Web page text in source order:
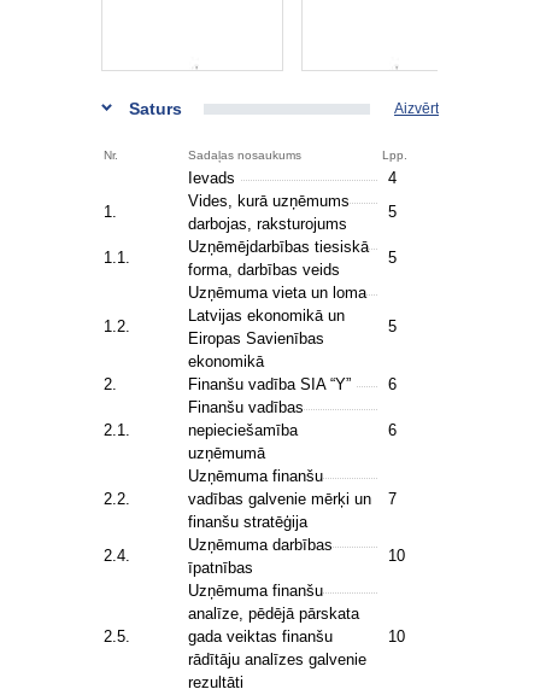
Saturs Aizvērt
Nr. Sadaļas nosaukums Lpp.
Ievads
4
1.
Vides, kurā uzņēmums
darbojas, raksturojums
5
1.1.
Uzņēmējdarbības tiesiskā
forma, darbības veids
5
1.2.
Uzņēmuma vieta un loma
Latvijas ekonomikā un
Eiropas Savienības
ekonomikā
5
2. Finanšu vadība SIA “Y” 6
2.1.
Finanšu vadības
nepieciešamība
uzņēmumā
6
2.2.
Uzņēmuma finanšu
vadības galvenie mērķi un
finanšu stratēģija
7
2.4.
Uzņēmuma darbības
īpatnības
10
2.5.
Uzņēmuma finanšu
analīze, pēdējā pārskata
gada veiktas finanšu
rādītāju analīzes galvenie
rezultāti
10